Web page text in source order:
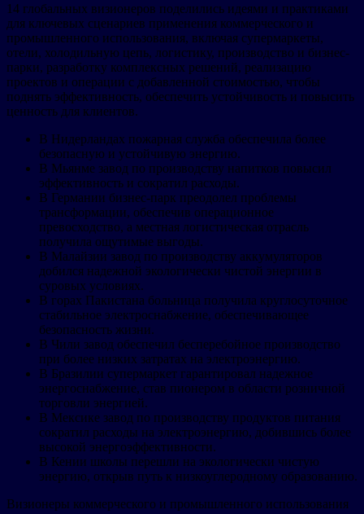
14 глобальных визионеров поделились идеями и практиками
для ключевых сценариев применения коммерческого и
промышленного использования, включая супермаркеты,
отели, холодильную цепь, логистику, производство и бизнес-
парки, разработку комплексных решений, реализацию
проектов и операции с добавленной стоимостью, чтобы
поднять эффективность, обеспечить устойчивость и повысить
ценность для клиентов.
В Нидерландах пожарная служба обеспечила более
безопасную и устойчивую энергию.
В Мьянме завод по производству напитков повысил
эффективность и сократил расходы.
В Германии бизнес-парк преодолел проблемы
трансформации, обеспечив операционное
превосходство, а местная логистическая отрасль
получила ощутимые выгоды.
В Малайзии завод по производству аккумуляторов
добился надежной экологически чистой энергии в
суровых условиях.
В горах Пакистана больница получила круглосуточное
стабильное электроснабжение, обеспечивающее
безопасность жизни.
В Чили завод обеспечил бесперебойное производство
при более низких затратах на электроэнергию.
В Бразилии супермаркет гарантировал надежное
энергоснабжение, став пионером в области розничной
торговли энергией.
В Мексике завод по производству продуктов питания
сократил расходы на электроэнергию, добившись более
высокой энергоэффективности.
В Кении школы перешли на экологически чистую
энергию, открыв путь к низкоуглеродному образованию.
Визионеры коммерческого и промышленного использования